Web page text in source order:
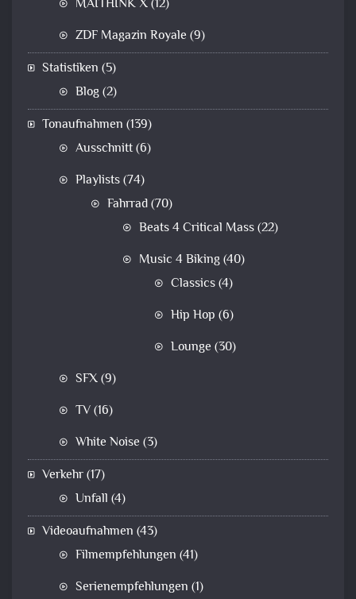
MAITHINK X(12)
ZDF Magazin Royale (9)
Statistiken (5)
Blog(2)
Tonaufnahmen (139)
Ausschnitt(6)
Playlists(74)
Fahrrad(70)
Beats 4 Critical Mass(22)
Music 4 Biking(40)
Classics(4)
Hip Hop (6)
Lounge (30)
SFX(9)
TV(16)
White Noise (3)
Verkehr(17)
Unfall (4)
Videoaufnahmen (43)
Filmempfehlungen (41)
Serienempfehlungen (1)